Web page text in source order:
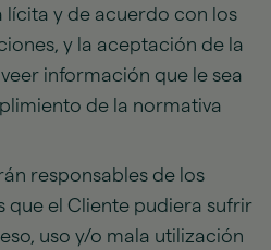
lícita y de acuerdo con los
y la aceptación de la
información que le sea
de la normativa
responsables de los
que el Cliente pudiera sufrir
uso y/o mala utilización